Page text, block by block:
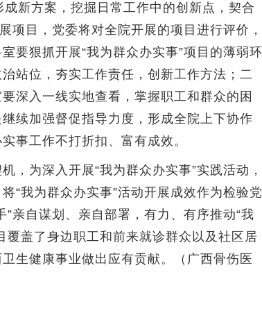
新方案，挖掘日常工作中的创新点，契合
项目，党委将对全院开展的项目进行评价，
要狠抓开展“我为群众办实事”项目的薄弱环
站位，夯实工作责任，创新工作方法；二
深入一线实地查看，掌握职工和群众的困
续加强督促指导力度，形成全院上下协作
事工作不打折扣、富有成效。
为深入开展“我为群众办实事”实践活动，
“我为群众办实事”活动开展成效作为检验党
亲自谋划、亲自部署，有力、有序推动“我
覆盖了身边职工和前来就诊群众以及社区居
生健康事业做出应有贡献。（广西骨伤医